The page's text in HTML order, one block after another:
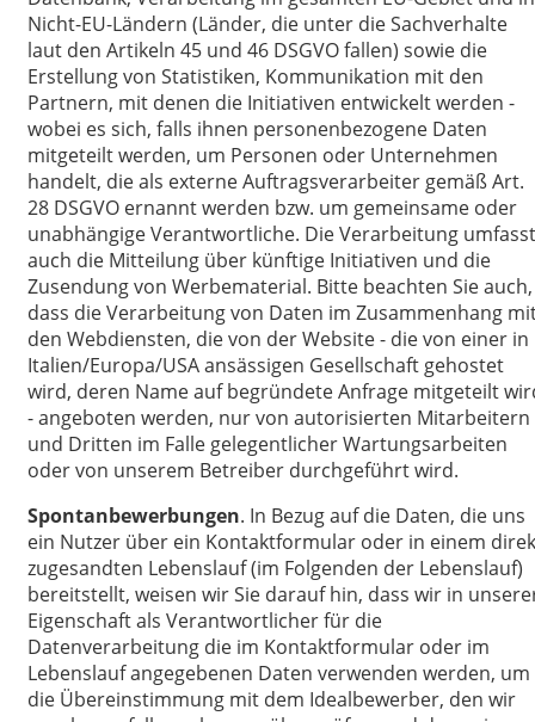
Nicht-EU-Ländern (Länder, die unter die Sachverhalte
laut den Artikeln 45 und 46 DSGVO fallen) sowie die
Erstellung von Statistiken, Kommunikation mit den
Partnern, mit denen die Initiativen entwickelt werden -
wobei es sich, falls ihnen personenbezogene Daten
mitgeteilt werden, um Personen oder Unternehmen
handelt, die als externe Auftragsverarbeiter gemäß Art.
28 DSGVO ernannt werden bzw. um gemeinsame oder
unabhängige Verantwortliche. Die Verarbeitung umfasst
auch die Mitteilung über künftige Initiativen und die
Zusendung von Werbematerial. Bitte beachten Sie auch,
dass die Verarbeitung von Daten im Zusammenhang
den Webdiensten, die von der Website - die von einer in
Italien/Europa/USA ansässigen Gesellschaft gehostet
wird, deren Name auf begründete Anfrage mitgeteilt
- angeboten werden, nur von autorisierten Mitarbeitern
und Dritten im Falle gelegentlicher Wartungsarbeiten
oder von unserem Betreiber durchgeführt wird.
Spontanbewerbungen. In Bezug auf die Daten, die uns
ein Nutzer über ein Kontaktformular oder in einem
zugesandten Lebenslauf (im Folgenden der Lebenslauf)
bereitstellt, weisen wir Sie darauf hin, dass wir in
Eigenschaft als Verantwortlicher für die
Datenverarbeitung die im Kontaktformular oder im
Lebenslauf angegebenen Daten verwenden werden, um
die Übereinstimmung mit dem Idealbewerber, den wir